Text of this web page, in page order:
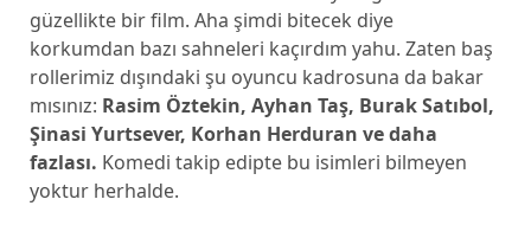
güzellikte bir film. Aha şimdi bitecek diye
korkumdan bazı sahneleri kaçırdım yahu. Zaten baş
rollerimiz dışındaki şu oyuncu kadrosuna da bakar
mısınız: Rasim Öztekin, Ayhan Taş, Burak Satıbol,
Şinasi Yurtsever, Korhan Herduran ve daha
fazlası. Komedi takip edipte bu isimleri bilmeyen
yoktur herhalde.